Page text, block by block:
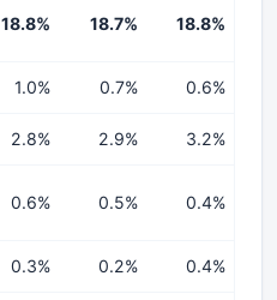
18.8% 18.7% 18.8%
1.0% 0.7% 0.6%
2.8% 2.9% 3.2%
0.6% 0.5% 0.4%
0.3% 0.2% 0.4%